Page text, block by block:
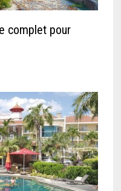
complet pour